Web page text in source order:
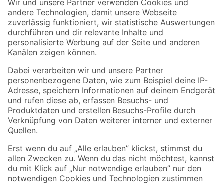
Zur Newsletter Anmeldung
Folge uns
Zahlungsarten Versandarten
Sicher einkaufen
Jetzt die toom-App herunterladen